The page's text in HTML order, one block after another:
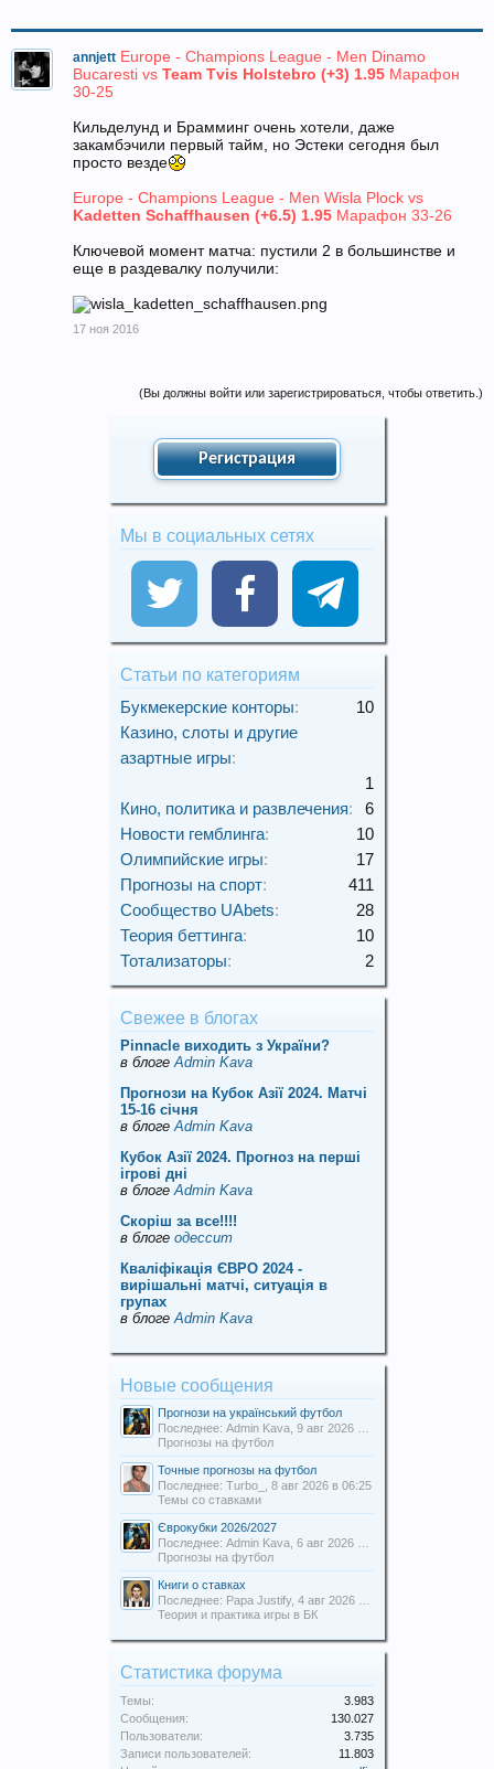
annjett Europe - Champions League - Men Dinamo
Bucaresti vs Team Tvis Holstebro (+3) 1.95 Марафон
30-25
Кильделунд и Брамминг очень хотели, даже
закамбэчили первый тайм, но Эстеки сегодня был
просто везде
Europe - Champions League - Men Wisla Plock vs
Kadetten Schaffhausen (+6.5) 1.95 Марафон 33-26
Ключевой момент матча: пустили 2 в большинстве и
еще в раздевалку получили:
17 ноя 2016
(Вы должны войти или зарегистрироваться, чтобы ответить.)
Регистрация
Мы в социальных сетях
Статьи по категориям
Букмекерские конторы:
10
Казино, слоты и другие
азартные игры:
1
Кино, политика и развлечения:
6
Новости гемблинга:
10
Олимпийские игры:
17
Прогнозы на спорт:
411
Сообщество UAbets:
28
Теория беттинга:
10
Тотализаторы: 2
Свежее в блогах
Pinnacle виходить з України?
в блоге Admin Kava
Прогнози на Кубок Азії 2024. Матчі
15-16 січня
в блоге Admin Kava
Кубок Азії 2024. Прогноз на перші
ігрові дні
в блоге Admin Kava
Скорiш за все!!!!
в блоге одессит
Кваліфікація ЄВРО 2024 -
вирішальні матчі, ситуація в
групах
в блоге Admin Kava
Новые сообщения
Прогнози на український футбол
Последнее: Admin Kava, 9 авг 2026 в 13:54
Прогнозы на футбол
Точные прогнозы на футбол
Последнее: Turbo_, 8 авг 2026 в 06:25
Темы со ставками
Єврокубки 2026/2027
Последнее: Admin Kava, 6 авг 2026 в 19:31
Прогнозы на футбол
Книги о ставках
Последнее: Papa Justify, 4 авг 2026 в 00:12
Теория и практика игры в БК
Статистика форума
Темы:
3.983
Сообщения:
130.027
Пользователи:
3.735
Записи пользователей:
11.803